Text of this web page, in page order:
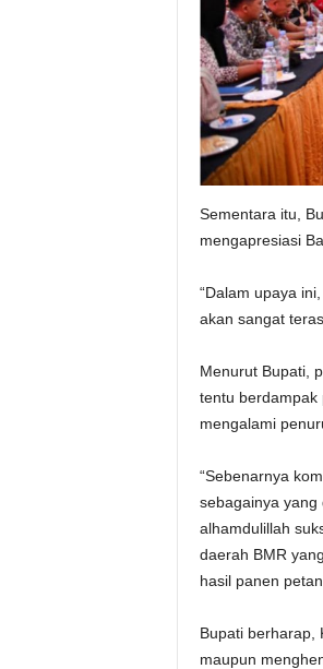
Sementara itu,
mengapresiasi
“Dalam upaya
akan sangat
Menurut Bupati,
tentu berdampak
mengalami
“Sebenarnya
sebagainya
alhamdulillah
daerah BMR
hasil panen
Bupati berharap,
maupun